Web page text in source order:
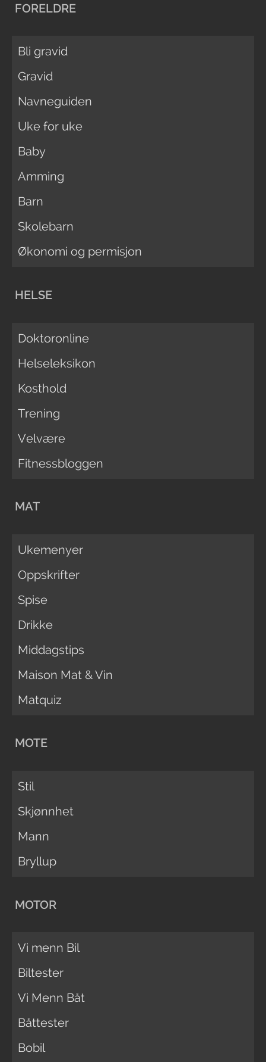
FORELDRE
Bli gravid
Gravid
Navneguiden
Uke for uke
Baby
Amming
Barn
Skolebarn
Økonomi og permisjon
HELSE
Doktoronline
Helseleksikon
Kosthold
Trening
Velvære
Fitnessbloggen
MAT
Ukemenyer
Oppskrifter
Spise
Drikke
Middagstips
Maison Mat & Vin
Matquiz
MOTE
Stil
Skjønnhet
Mann
Bryllup
MOTOR
Vi menn Bil
Biltester
Vi Menn Båt
Båttester
Bobil